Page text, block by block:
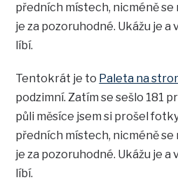
předních místech, nicméně se
je za pozoruhodné. Ukážu je a
líbí.
Tentokrát je to Paleta na
podzimní. Zatím se sešlo 181
půli měsíce jsem si prošel
předních místech, nicméně se
je za pozoruhodné. Ukážu je a
líbí.